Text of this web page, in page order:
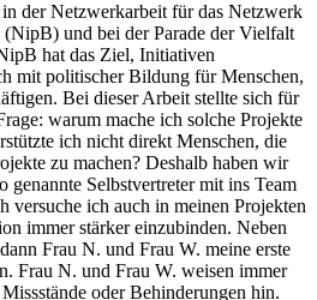
der Netzwerkarbeit für das Netzwerk
und bei der Parade der Vielfalt
hat das Ziel, Initiativen
mit politischer Bildung für Menschen,
Bei dieser Arbeit stellte sich für
warum mache ich solche Projekte
ich nicht direkt Menschen, die
zu machen? Deshalb haben wir
genannte Selbstvertreter mit ins Team
versuche ich auch in meinen Projekten
immer stärker einzubinden. Neben
Frau N. und Frau W. meine erste
Frau N. und Frau W. weisen immer
oder Behinderungen hin.